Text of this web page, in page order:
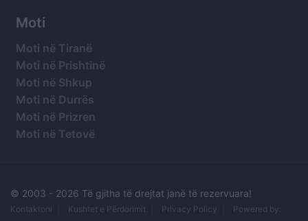
Moti
Moti në Tiranë
Moti në Prishtinë
Moti në Shkup
Moti në Durrës
Moti në Prizren
Moti në Tetovë
© 2003 - 2026 Të gjitha të drejtat janë të rezervuara!
Kontaktoni Kushtet e Përdorimit Privacy Policy
Powered by: